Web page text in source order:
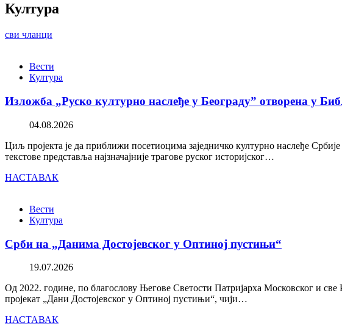
Култура
сви чланци
Вести
Култура
Изложба „Руско културно наслеђе у Београду” отворена у
04.08.2026
Циљ пројекта је да приближи посетиоцима заједничко културно наслеђе
текстове представља најзначајније трагове руског историјског…
НАСТАВАК
Вести
Култура
Срби на „Данима Достојевског у Оптиној пустињи“
19.07.2026
Од 2022. године, по благослову Његове Светости Патријарха Московског и
пројекат „Дани Достојевског у Оптиној пустињи“, чији…
НАСТАВАК